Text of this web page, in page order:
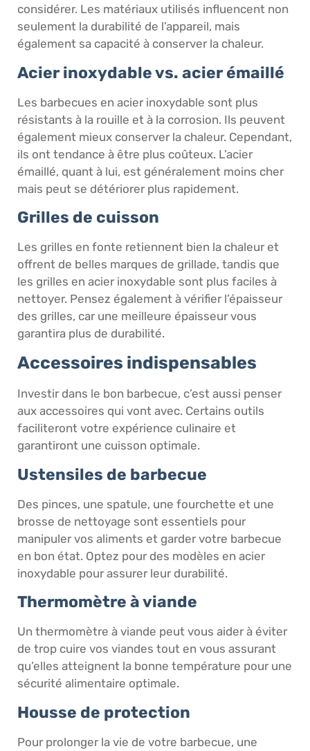
considérer. Les matériaux utilisés influencent non
seulement la durabilité de l’appareil, mais
également sa capacité à conserver la chaleur.
Acier inoxydable vs. acier émaillé
Les barbecues en acier inoxydable sont plus
résistants à la rouille et à la corrosion. Ils peuvent
également mieux conserver la chaleur. Cependant,
ils ont tendance à être plus coûteux. L’acier
émaillé, quant à lui, est généralement moins cher
mais peut se détériorer plus rapidement.
Grilles de cuisson
Les grilles en fonte retiennent bien la chaleur et
offrent de belles marques de grillade, tandis que
les grilles en acier inoxydable sont plus faciles à
nettoyer. Pensez également à vérifier l’épaisseur
des grilles, car une meilleure épaisseur vous
garantira plus de durabilité.
Accessoires indispensables
Investir dans le bon barbecue, c’est aussi penser
aux accessoires qui vont avec. Certains outils
faciliteront votre expérience culinaire et
garantiront une cuisson optimale.
Ustensiles de barbecue
Des pinces, une spatule, une fourchette et une
brosse de nettoyage sont essentiels pour
manipuler vos aliments et garder votre barbecue
en bon état. Optez pour des modèles en acier
inoxydable pour assurer leur durabilité.
Thermomètre à viande
Un thermomètre à viande peut vous aider à éviter
de trop cuire vos viandes tout en vous assurant
qu’elles atteignent la bonne température pour une
sécurité alimentaire optimale.
Housse de protection
Pour prolonger la vie de votre barbecue, une